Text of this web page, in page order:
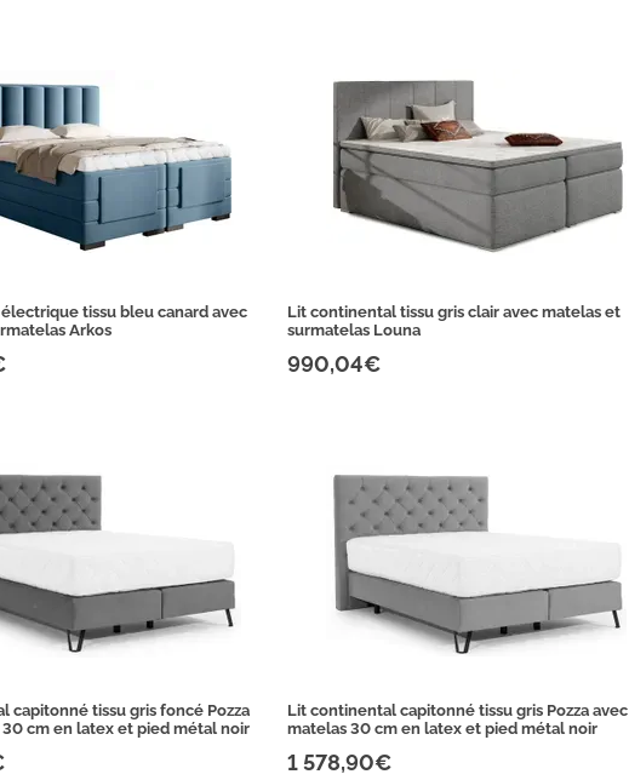
tissu bleu canard avec
Arkos
Lit continental tissu gris clair avec matelas et
surmatelas Louna
990,04€
capitonné tissu gris foncé Pozza
cm en latex et pied métal noir
Lit continental capitonné tissu gris Pozza avec
matelas 30 cm en latex et pied métal noir
1 578,90€